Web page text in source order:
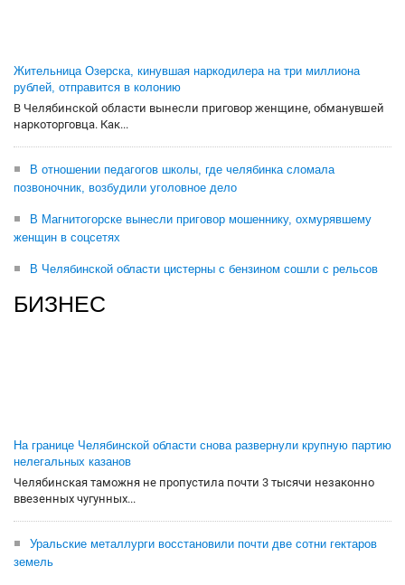
Жительница Озерска, кинувшая наркодилера на три миллиона
рублей, отправится в колонию
В Челябинской области вынесли приговор женщине, обманувшей
наркоторговца. Как...
В отношении педагогов школы, где челябинка сломала
позвоночник, возбудили уголовное дело
В Магнитогорске вынесли приговор мошеннику, охмурявшему
женщин в соцсетях
В Челябинской области цистерны с бензином сошли с рельсов
БИЗНЕС
На границе Челябинской области снова развернули крупную партию
нелегальных казанов
Челябинская таможня не пропустила почти 3 тысячи незаконно
ввезенных чугунных...
Уральские металлурги восстановили почти две сотни гектаров
земель